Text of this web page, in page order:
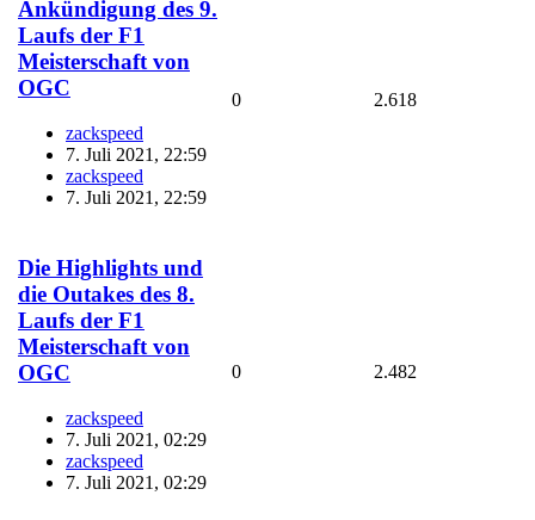
Ankündigung des 9.
Laufs der F1
Meisterschaft von
OGC
zackspeed
7. Juli 2021, 22:59
zackspeed
7. Juli 2021, 22:59
0 2.618
Die Highlights und
die Outakes des 8.
Laufs der F1
Meisterschaft von
OGC
zackspeed
7. Juli 2021, 02:29
zackspeed
7. Juli 2021, 02:29
0 2.482